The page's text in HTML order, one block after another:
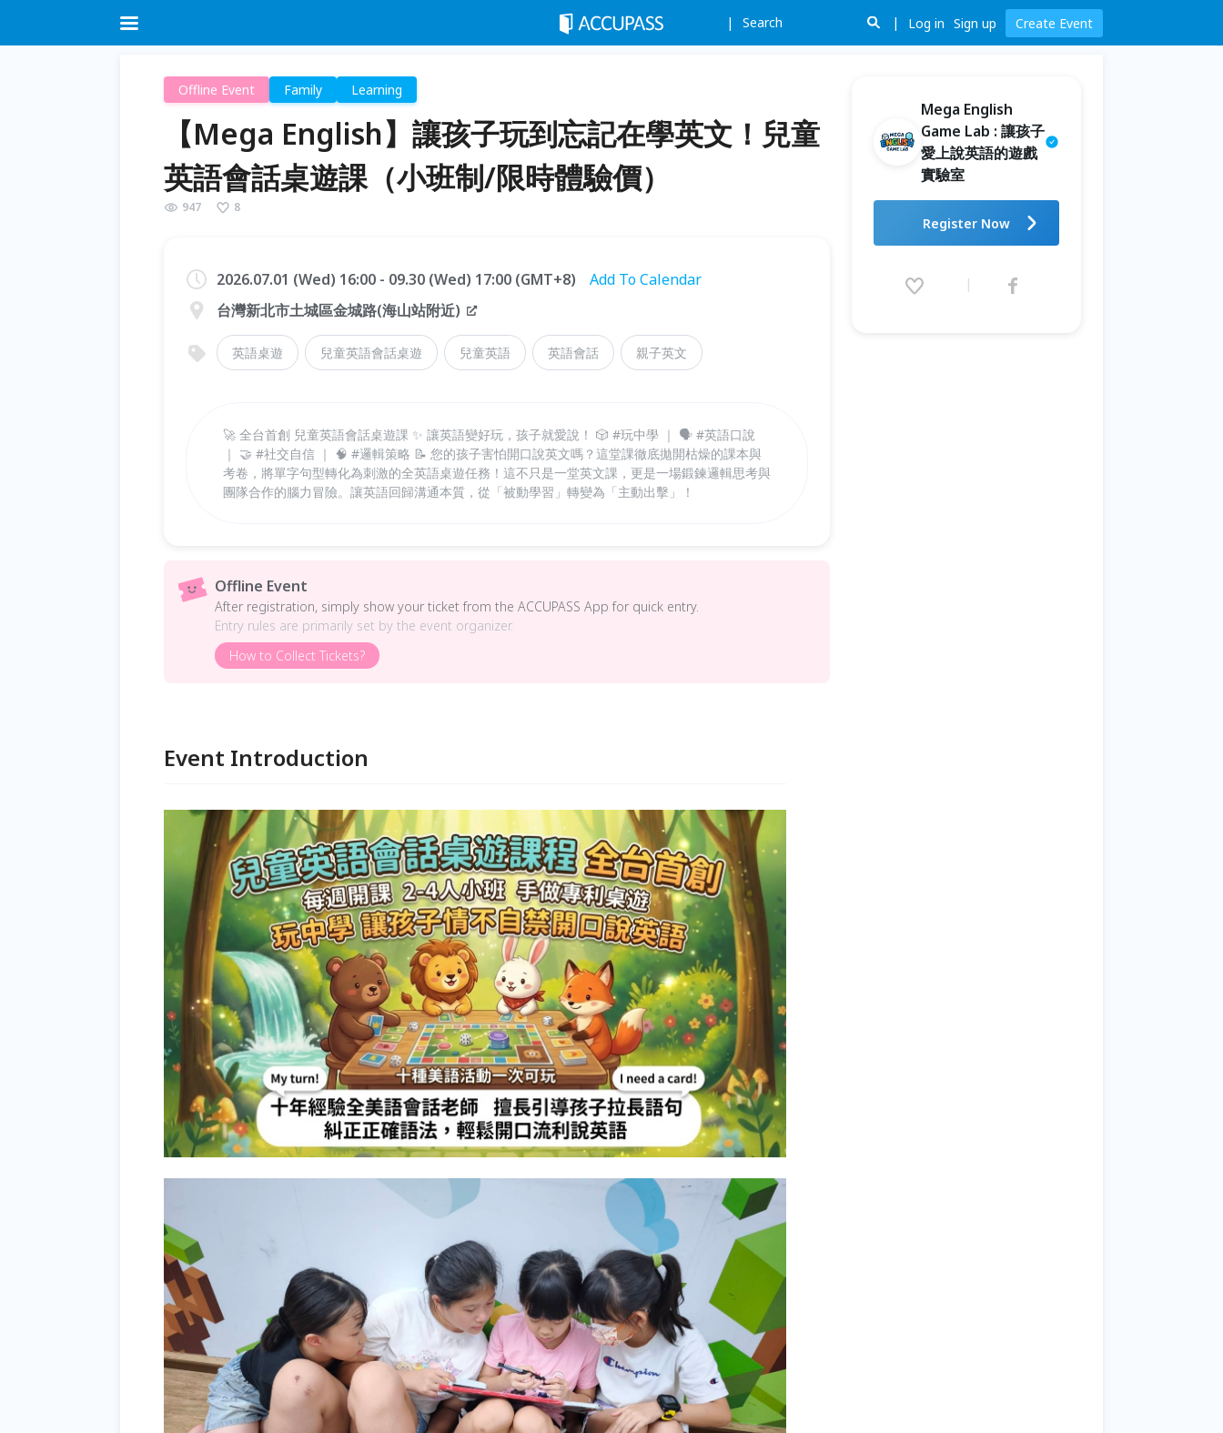
Search Log in Sign up Create Event
Offline Event Family Learning
【Mega English】讓孩子玩到忘記在學英文！兒童
英語會話桌遊課（小班制/限時體驗價）
947 8
2026.07.01 (Wed) 16:00 - 09.30 (Wed) 17:00 (GMT+8)
Add To Calendar
台灣新北市土城區金城路(海山站附近)
英語桌遊 兒童英語會話桌遊 兒童英語 英語會話 親子英文
🚀 全台首創 兒童英語會話桌遊課 ✨ 讓英語變好玩，孩子就愛說！ 🎲 #玩中學 ｜ 🗣️ #英語口說
｜ 🤝 #社交自信 ｜ 🧠 #邏輯策略 📝 您的孩子害怕開口說英文嗎？這堂課徹底拋開枯燥的課本與
考卷，將單字句型轉化為刺激的全英語桌遊任務！這不只是一堂英文課，更是一場鍛鍊邏輯思考與
團隊合作的腦力冒險。讓英語回歸溝通本質，從「被動學習」轉變為「主動出擊」！
Offline Event
After registration, simply show your ticket from the ACCUPASS App for quick entry.
Entry rules are primarily set by the event organizer.
How to Collect Tickets?
Event Introduction
Mega English
Game Lab : 讓孩子
愛上說英語的遊戲
實驗室
忘記在學英文！兒童英語會話桌
遊課（小班制/限時體驗價）
(Wed) 17:00 (GMT+8)
Register Now